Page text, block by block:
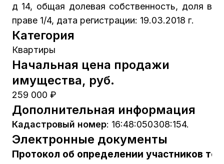
д 14, общая долевая собственность, доля в
праве 1/4, дата регистрации: 19.03.2018 г.
Категория
Квартиры
Начальная цена продажи
имущества, руб.
259 000 ₽
Дополнительная информация
Кадастровый номер: 16:48:050308:154.
Электронные документы
Протокол об определении участников